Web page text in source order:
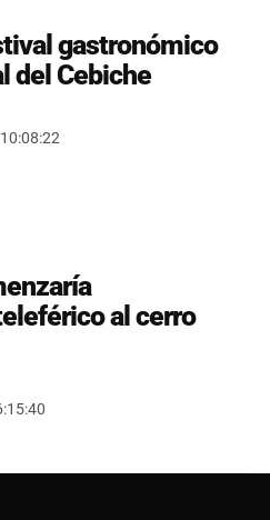
gastronómico
del Cebiche
al cerro